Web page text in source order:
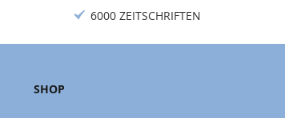
6000 ZEITSCHRIFTEN
SHOP